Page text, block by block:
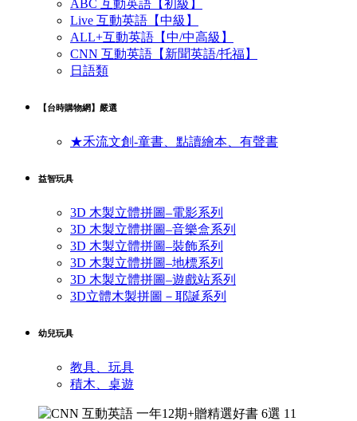
ABC 互動英語【初級】
Live 互動英語【中級】
ALL+互動英語【中/中高級】
CNN 互動英語【新聞英語/托福】
日語類
【台時購物網】嚴選
★禾流文創-童書、點讀繪本、有聲書
益智玩具
3D 木製立體拼圖–電影系列
3D 木製立體拼圖–音樂盒系列
3D 木製立體拼圖–裝飾系列
3D 木製立體拼圖–地標系列
3D 木製立體拼圖–遊戲站系列
3D立體木製拼圖－耶誕系列
幼兒玩具
教具、玩具
積木、桌遊